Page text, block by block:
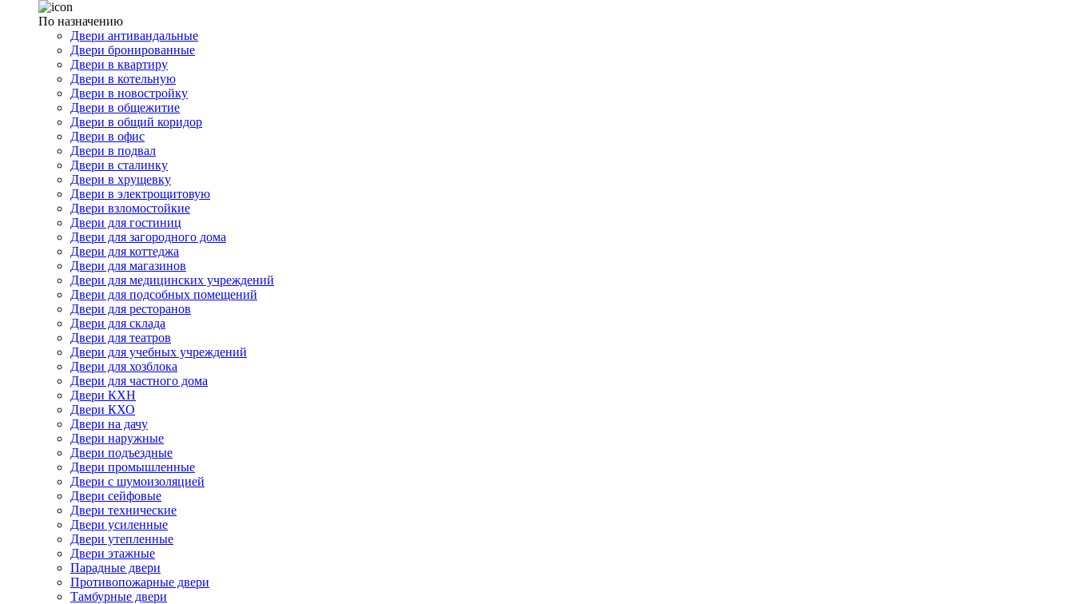
По назначению
Двери антивандальные
Двери бронированные
Двери в квартиру
Двери в котельную
Двери в новостройку
Двери в общежитие
Двери в общий коридор
Двери в офис
Двери в подвал
Двери в сталинку
Двери в хрущевку
Двери в электрощитовую
Двери взломостойкие
Двери для гостиниц
Двери для загородного дома
Двери для коттеджа
Двери для магазинов
Двери для медицинских учреждений
Двери для подсобных помещений
Двери для ресторанов
Двери для склада
Двери для театров
Двери для учебных учреждений
Двери для хозблока
Двери для частного дома
Двери КХН
Двери КХО
Двери на дачу
Двери наружные
Двери подъездные
Двери промышленные
Двери с шумоизоляцией
Двери сейфовые
Двери технические
Двери усиленные
Двери утепленные
Двери этажные
Парадные двери
Противопожарные двери
Тамбурные двери